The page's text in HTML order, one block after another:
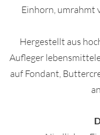
Einhorn, umrahmt
Hergestellt aus
Aufleger
auf Fondant,